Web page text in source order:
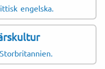
engelska.